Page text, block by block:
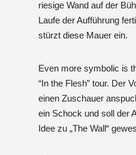
riesige Wand auf der
Laufe der Aufführung
stürzt diese Mauer ein.
Even more symbolic is
“In the Flesh” tour. Der
einen Zuschauer
ein Schock und soll der
Idee zu „The Wall“